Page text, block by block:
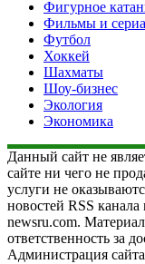
Фигурное
Фильмы и
Футбол
Хоккей
Шахматы
Шоу-бизнес
Экология
Экономика
Данный сайт не
сайте ни чего не
услуги не
новостей RSS
newsru.com.
ответственность за
Администрация сайта